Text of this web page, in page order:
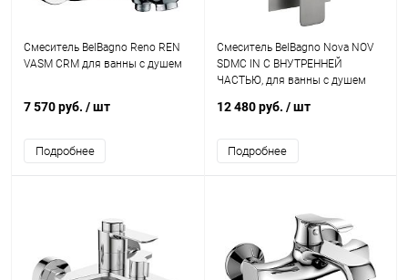
Смеситель BelBagno Reno REN
VASM CRM для ванны с душем
7 570 руб. / шт
Подробнее
Смеситель BelBagno Nova NOV
SDMC IN С ВНУТРЕННЕЙ
ЧАСТЬЮ, для ванны с душем
12 480 руб. / шт
Подробнее